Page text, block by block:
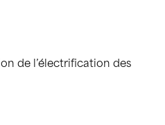
de l’électrification des